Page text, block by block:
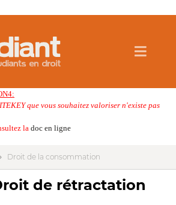
que vous souhaitez valoriser n'existe pas
la doc en ligne
Droit de la consommation
de rétractation